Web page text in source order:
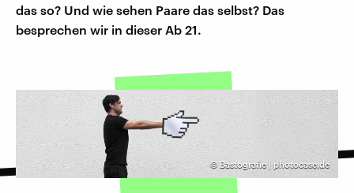
das so? Und wie sehen Paare das selbst? Das
besprechen wir in dieser Ab 21.
©Bastografie | photocase.de